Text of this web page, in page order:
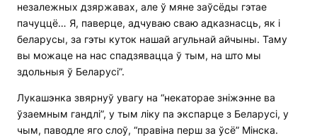
незалежных дзяржавах, але ў мяне заўсёды гэтае
пачуццё… Я, паверце, адчуваю сваю адказнасць, як і
беларусы, за гэты куток нашай агульнай айчыны. Таму
вы можаце на нас спадзявацца ў тым, на што мы
здольныя ў Беларусі”.
Лукашэнка звярнуў увагу на “некаторае зніжэнне ва
ўзаемным гандлі”, у тым ліку па экспарце з Беларусі, у
чым, паводле яго слоў, “правіна перш за ўсё” Мінска.